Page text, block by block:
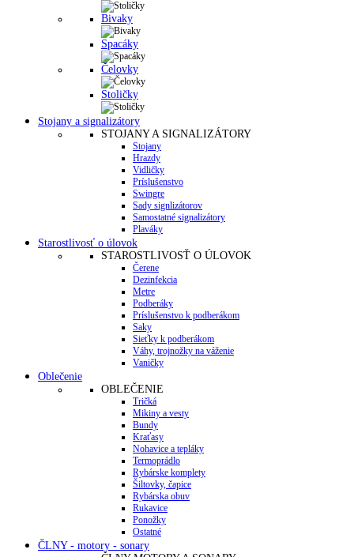
Bivaky
Spacáky
Čelovky
Stoličky
Stojany a signalizátory
STOJANY A SIGNALIZÁTORY
Stojany
Hrazdy
Vidličky
Príslušenstvo
Swingre
Sady signlizátorov
Samostatné signalizátory
Plaváky
Starostlivosť o úlovok
STAROSTLIVOSŤ O ÚLOVOK
Čerene
Dezinfekcia
Metre
Podberáky
Príslušenstvo k podberákom
Saky
Sieťky k podberákom
Váhy, trojnožky na váženie
Vaničky
Oblečenie
OBLEČENIE
Tričká
Mikiny a vesty
Bundy
Kraťasy
Nohavice a tepláky
Termoprádlo
Rybárske komplety
Šiltovky, čapice
Rybárska obuv
Rukavice
Ponožky
Ostatné
ČLNY - motory - sonary